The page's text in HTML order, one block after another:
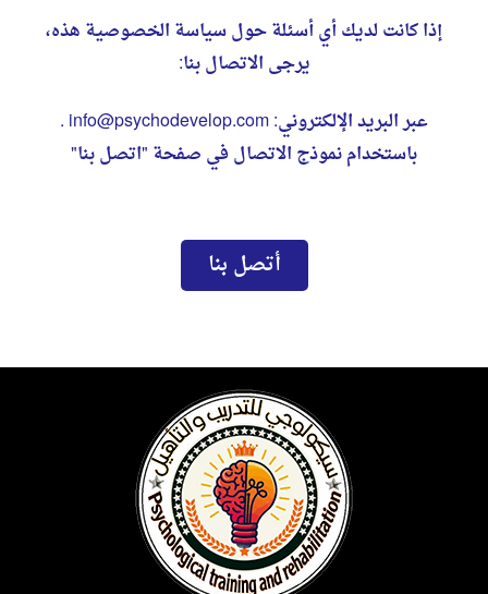
إذا كانت لديك أي أسئلة حول سياسة الخصوصية هذه،
يرجى الاتصال بنا:
عبر البريد الإلكتروني: info@psychodevelop.com .
باستخدام نموذج الاتصال في صفحة "اتصل بنا"
أتصل بنا